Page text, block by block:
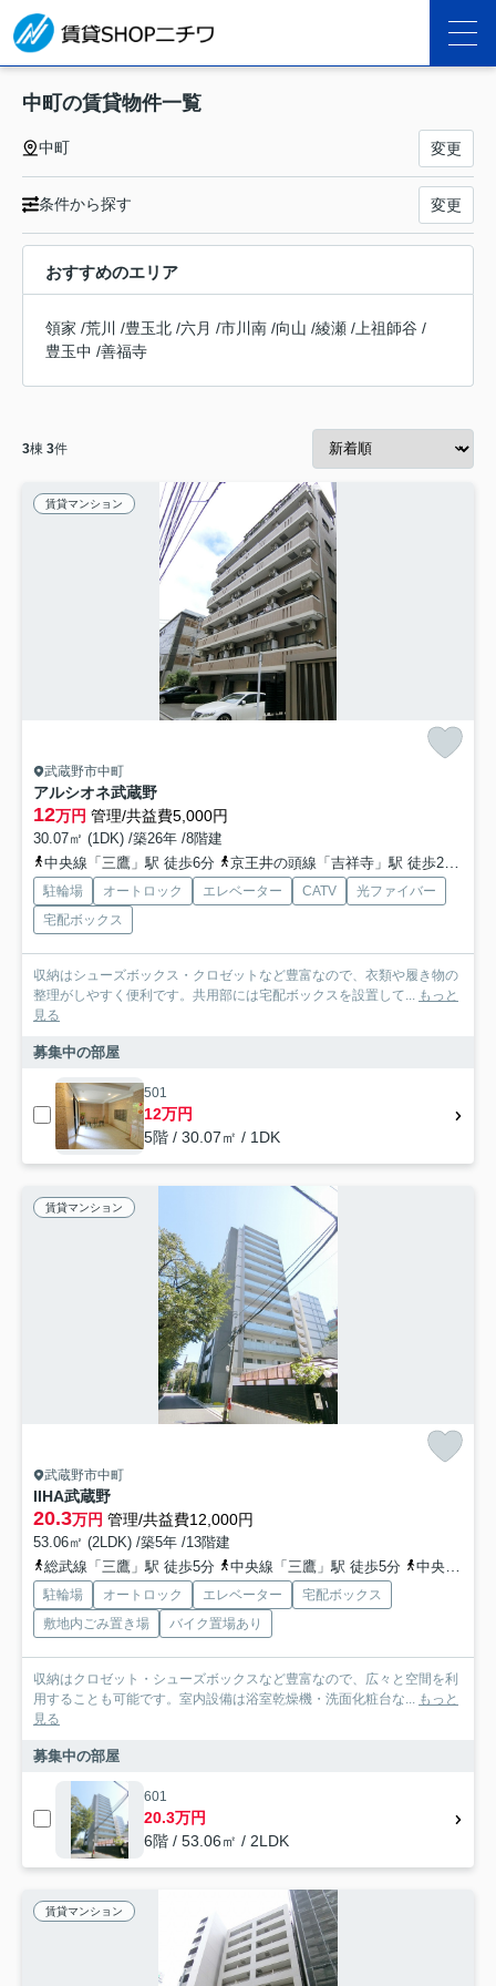
中町の賃貸物件一覧
中町 変更
条件から探す 変更
おすすめのエリア
領家 /荒川 /豊玉北 /六月 /市川南 /向山 /綾瀬 / 上祖師谷 /
豊玉中 /善福寺
3棟 3件
賃貸マンション
武蔵野市中町
アルシオネ武蔵野
12万円 管理/共益費5,000円
30.07㎡ (1DK) /築26年 /8階建
中央線「三鷹」駅 徒歩6分
京王井の頭線「吉祥寺」駅 徒歩22分
駐輪場 オートロック エレベーター CATV
光ファイバー
宅配ボックス
収納はシューズボックス・クロゼットなど豊富なので、衣類や履き物の
整理がしやすく便利です。共用部には宅配ボックスを設置して...
もっと
見る
募集中の部屋
501
12万円
5階 / 30.07㎡ / 1DK
賃貸マンション
武蔵野市中町
IIHA武蔵野
20.3万円 管理/共益費12,000円
53.06㎡ (2LDK) /築5年 /13階建
総武線「三鷹」駅 徒歩5分
中央線「三鷹」駅 徒歩5分 中央線「吉祥寺」駅 徒歩20分
駐輪場 オートロック エレベーター
宅配ボックス
敷地内ごみ置き場
バイク置場あり
収納はクロゼット・シューズボックスなど豊富なので、広々と空間を利
用することも可能です。室内設備は浴室乾燥機・洗面化粧台な...
もっと
見る
募集中の部屋
601
20.3万円
6階 / 53.06㎡ / 2LDK
賃貸マンション